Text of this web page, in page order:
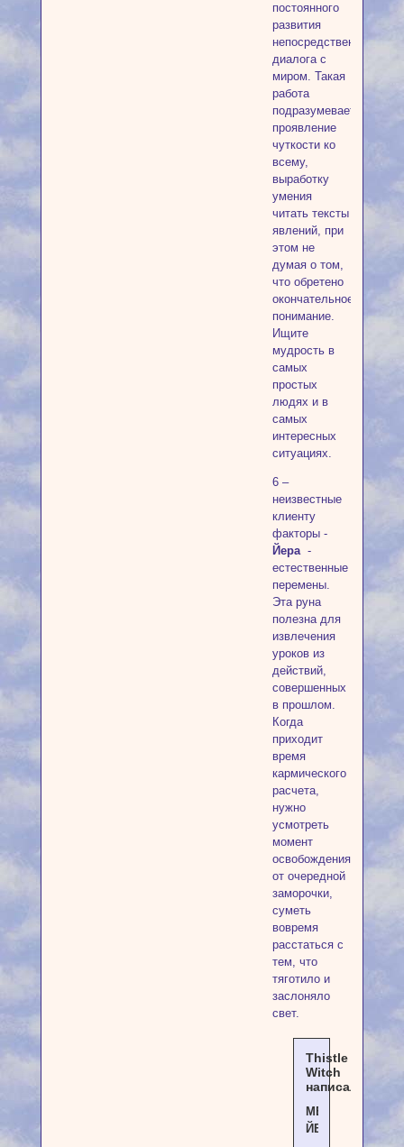
постоянного
развития
непосредственного
диалога с
миром. Такая
работа
подразумевает
проявление
чуткости ко
всему,
выработку
умения
читать тексты
явлений, при
этом не
думая о том,
что обретено
окончательное
понимание.
Ищите
мудрость в
самых
простых
людях и в
самых
интересных
ситуациях.
6 –
неизвестные
клиенту
факторы -
Йера-
естественные
перемены.
Эта руна
полезна для
извлечения
уроков из
действий,
совершенных
в прошлом.
Когда
приходит
время
кармического
расчета,
нужно
усмотреть
момент
освобождения
от очередной
заморочки,
суметь
вовремя
расстаться с
тем, что
тяготило и
заслоняло
свет.
Thistle
Witch
написал(а):
МЕТАФОРЫ
ЙЕР